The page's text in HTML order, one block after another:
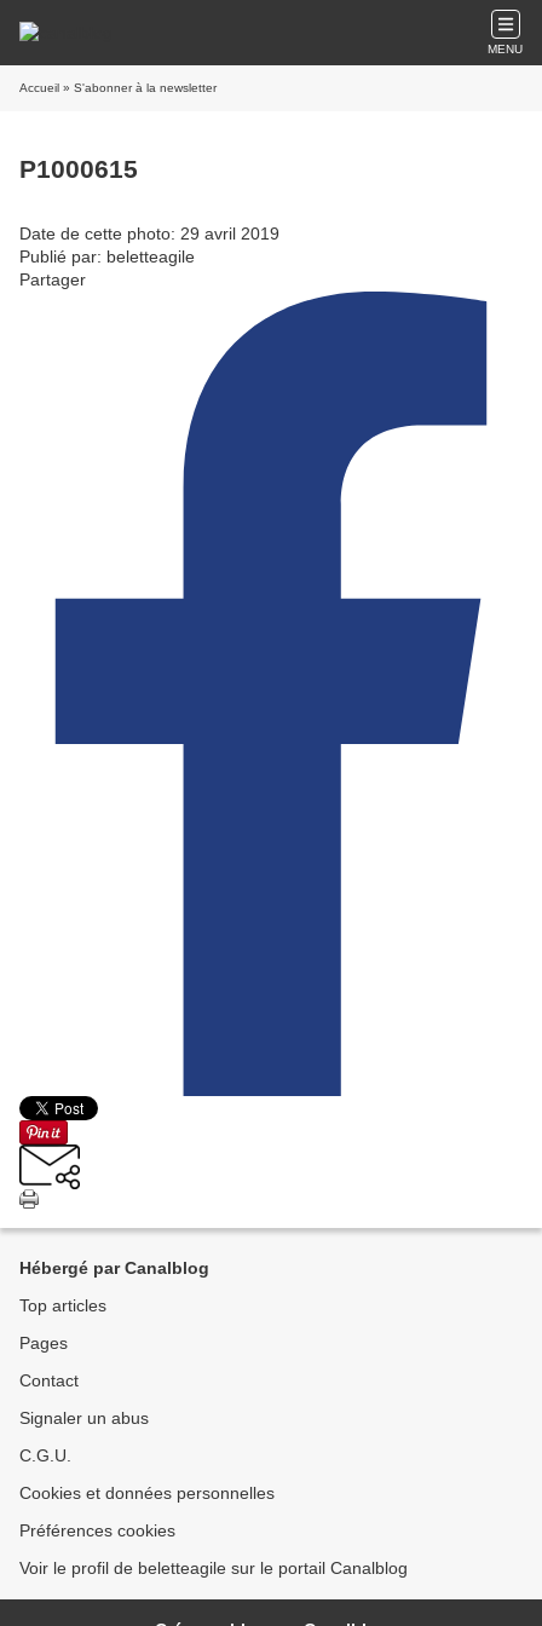
MENU
Accueil » S'abonner à la newsletter
P1000615
Date de cette photo: 29 avril 2019
Publié par: beletteagile
Partager
Hébergé par Canalblog
Top articles
Pages
Contact
Signaler un abus
C.G.U.
Cookies et données personnelles
Préférences cookies
Voir le profil de beletteagile sur le portail Canalblog